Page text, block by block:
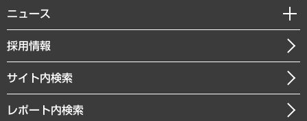
共生・ダイバーシティ
GRC（ガバナンス・リスク・コンプライアンス）・防災（政策）
経済・産業・雇用・労働
まちづくり・観光・交通・スポーツ・スマートシティ
経営用語集
受託・受注実績（官公庁関連）
メディア掲載・出演
受託案件情報
私たちの想い
社長メッセージ
会社概要
沿革
ニュース
ニュースリリース
お知らせ
採用情報
サイト内検索
レポート内検索